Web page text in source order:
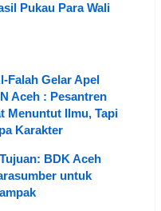
Pukau Para Wali
Falah Gelar Apel
Aceh : Pesantren
Menuntut Ilmu, Tapi
Karakter
BDK Aceh
untuk